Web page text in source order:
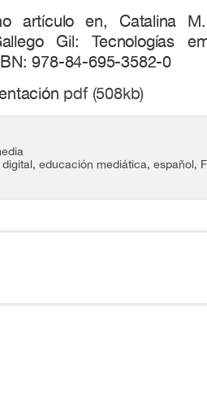
artículo en, Catalina
Gil: Tecnologías
978-84-695-3582-0
pdf (508kb)
, educación mediática, español,